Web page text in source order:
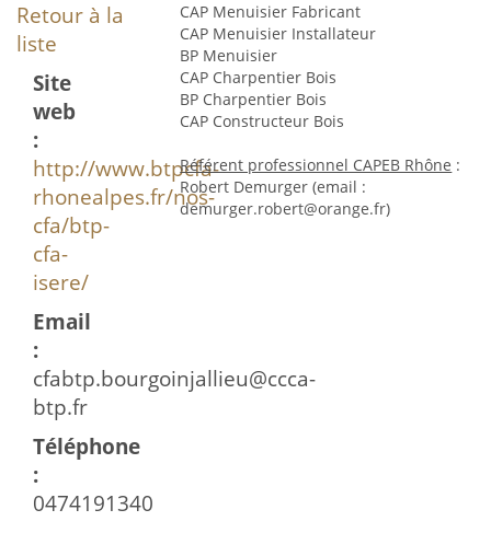
Retour à la
liste
Site
web
:
http://www.btpcfa-
rhonealpes.fr/nos-
cfa/btp-
cfa-
isere/
Email
:
cfabtp.bourgoinjallieu@ccca-
btp.fr
Téléphone
:
0474191340
CAP Menuisier Fabricant
CAP Menuisier Installateur
BP Menuisier
CAP Charpentier Bois
BP Charpentier Bois
CAP Constructeur Bois
Référent professionnel CAPEB Rhône :
Robert Demurger (email :
demurger.robert@orange.fr)